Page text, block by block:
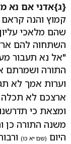
{ג}אדני אם נא
קמוץ והנה
שהם מלאכי
השתחוה להם
"אל נא תעבור
התורה ושמרתם
וערות אמך לא
ארצכם לא תכלה
ומצאת כי
משנה התורה כן
היום (שם יא כו)